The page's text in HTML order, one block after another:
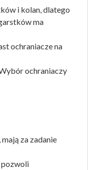
i kolan, dlatego
ma
ochraniacze na
ochraniaczy
za zadanie
pozwoli